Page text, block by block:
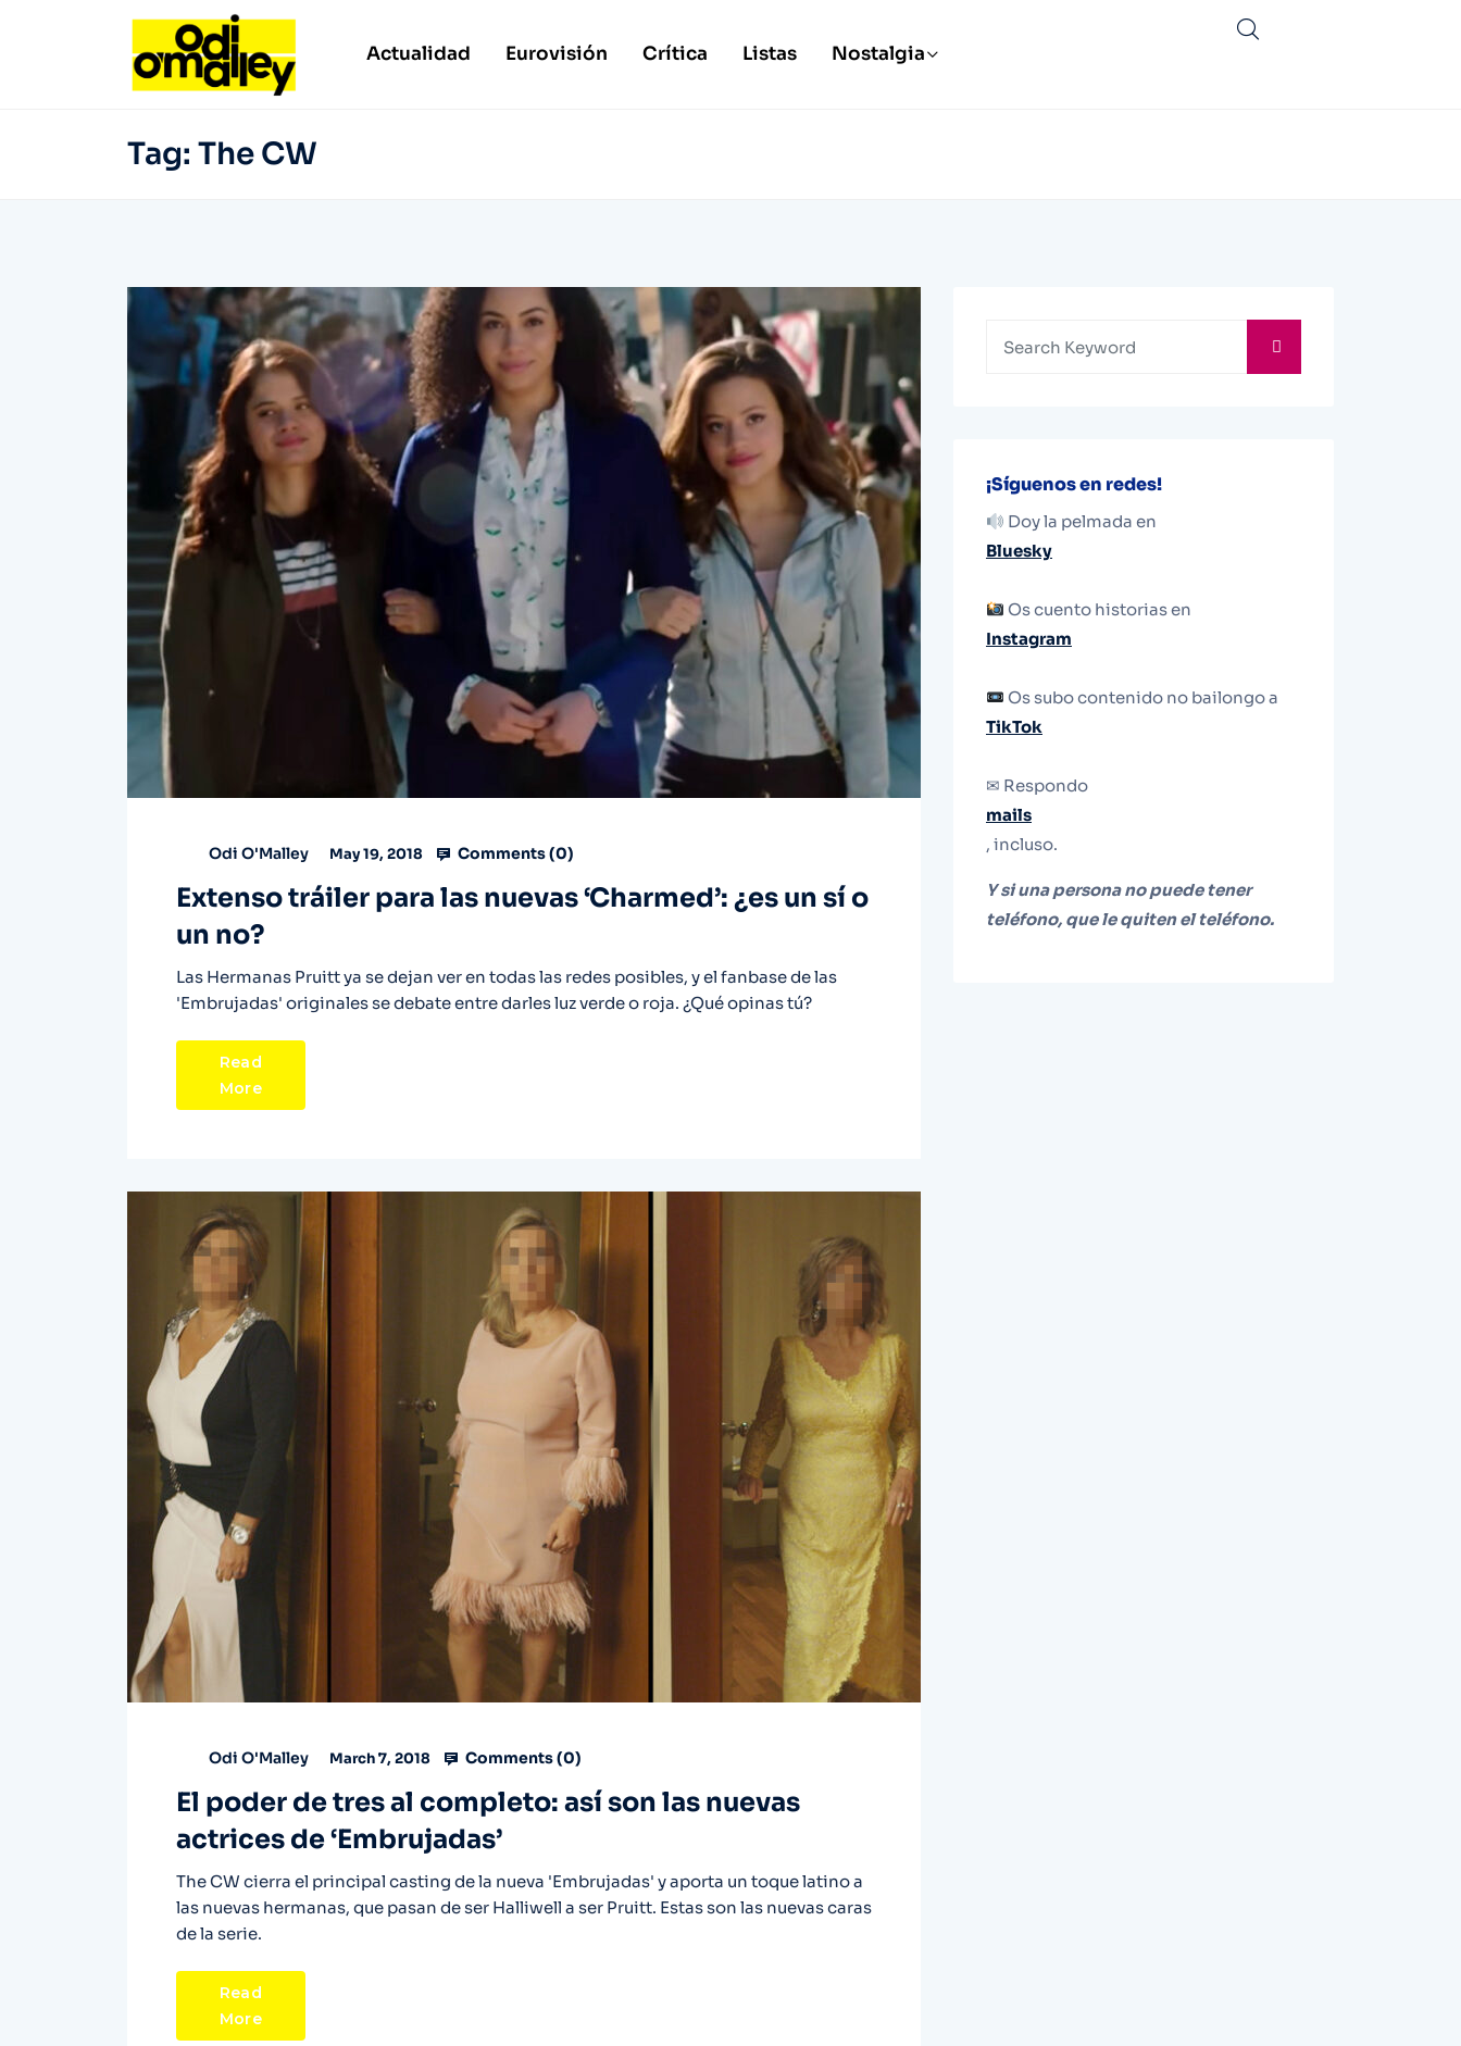
Actualidad Eurovisión Crítica Listas Nostalgia
Tag: The CW
Odi O'Malley May 19, 2018 Comments (0)
Extenso tráiler para las nuevas ‘Charmed’: ¿es un sí o
un no?
Las Hermanas Pruitt ya se dejan ver en todas las redes posibles, y el fanbase de las
'Embrujadas' originales se debate entre darles luz verde o roja. ¿Qué opinas tú?
Read
More
Odi O'Malley March 7, 2018 Comments (0)
El poder de tres al completo: así son las nuevas
actrices de ‘Embrujadas’
The CW cierra el principal casting de la nueva 'Embrujadas' y aporta un toque latino a
las nuevas hermanas, que pasan de ser Halliwell a ser Pruitt. Estas son las nuevas caras
de la serie.
Read
More
¡Síguenos en redes!
Doy la pelmada en
Bluesky
Os cuento historias en
Instagram
Os subo contenido no bailongo a
TikTok
✉ Respondo
mails
, incluso.
Y si una persona no puede tener
teléfono, que le quiten el teléfono.